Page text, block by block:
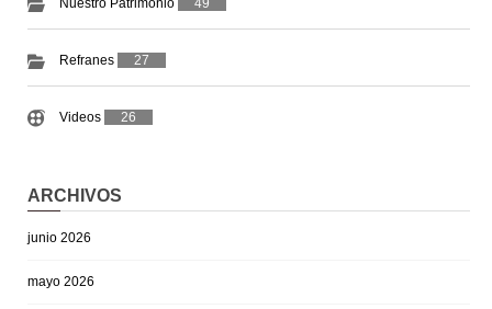
Nuestro Patrimonio 49
Refranes 27
Videos 26
ARCHIVOS
junio 2026
mayo 2026